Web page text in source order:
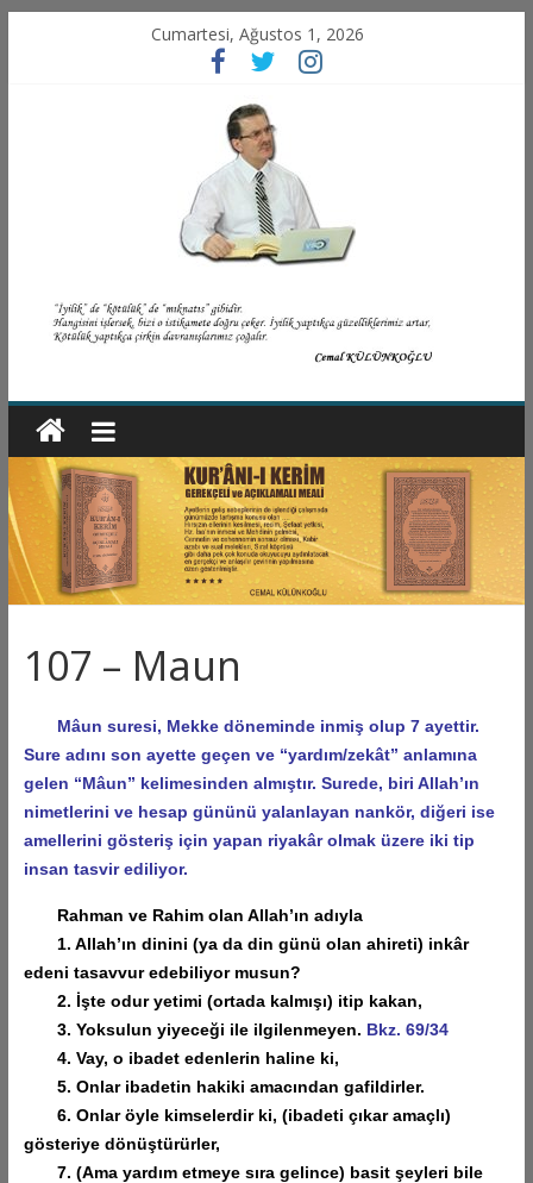
Cumartesi, Ağustos 1, 2026
107 – Maun
Mâun suresi, Mekke döneminde inmiş olup 7 ayettir.
Sure adını son ayette geçen ve “yardım/zekât” anlamına
gelen “Mâun” kelimesinden almıştır. Surede, biri Allah’ın
nimetlerini ve hesap gününü yalanlayan nankör, diğeri ise
amellerini gösteriş için yapan riyakâr olmak üzere iki tip
insan tasvir ediliyor.
Rahman ve Rahim olan Allah’ın adıyla
1. Allah’ın dinini (ya da din günü olan ahireti) inkâr
edeni tasavvur edebiliyor musun?
2. İşte odur yetimi (ortada kalmışı) itip kakan,
3. Yoksulun yiyeceği ile ilgilenmeyen. Bkz. 69/34
4. Vay, o ibadet edenlerin haline ki,
5. Onlar ibadetin hakiki amacından gafildirler.
6. Onlar öyle kimselerdir ki, (ibadeti çıkar amaçlı)
gösteriye dönüştürürler,
7. (Ama yardım etmeye sıra gelince) basit şeyleri bile